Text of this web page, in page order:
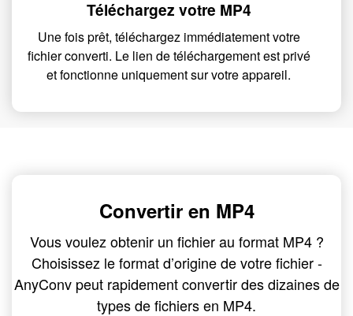
Téléchargez votre MP4
Une fois prêt, téléchargez immédiatement votre
fichier converti. Le lien de téléchargement est privé
et fonctionne uniquement sur votre appareil.
Convertir en MP4
Vous voulez obtenir un fichier au format MP4 ?
Choisissez le format d’origine de votre fichier -
AnyConv peut rapidement convertir des dizaines de
types de fichiers en MP4.